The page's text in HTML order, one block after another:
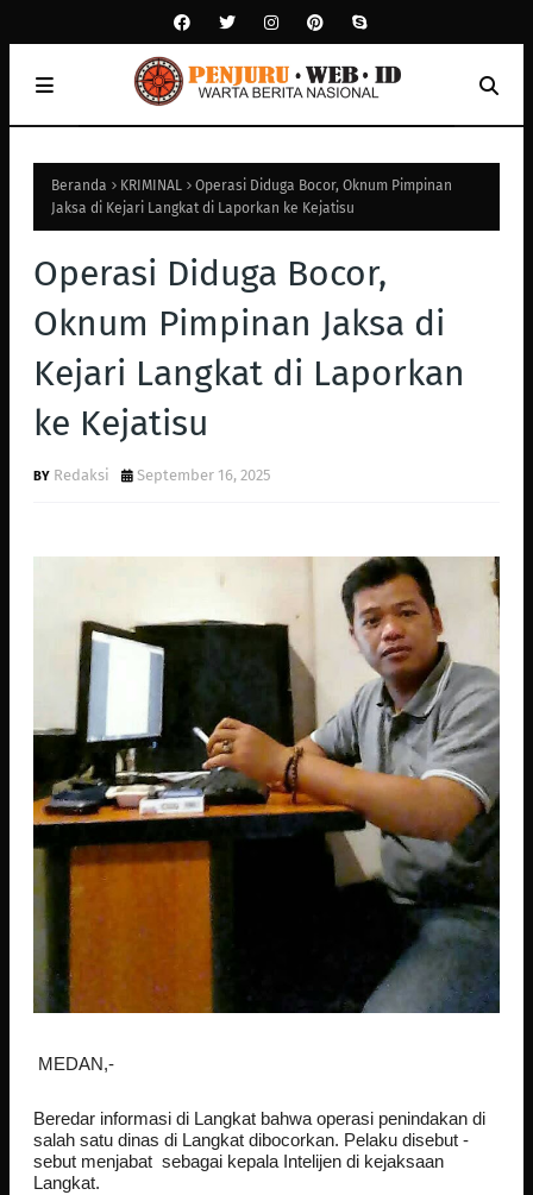
Beranda KRIMINAL
Operasi Diduga Bocor, Oknum Pimpinan
Jaksa di Kejari Langkat di Laporkan ke Kejatisu
Operasi Diduga Bocor,
Oknum Pimpinan Jaksa di
Kejari Langkat di Laporkan
ke Kejatisu
Redaksi September 16, 2025
MEDAN,-
Beredar informasi di Langkat bahwa operasi penindakan di
salah satu dinas di Langkat dibocorkan. Pelaku disebut -
sebut menjabat sebagai kepala Intelijen di kejaksaan
Langkat.